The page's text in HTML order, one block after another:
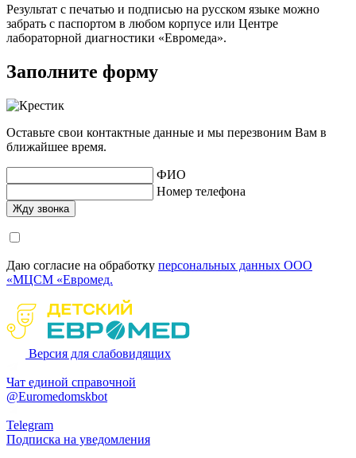
Результат с печатью и подписью на русском языке можно
забрать с паспортом в любом корпусе или Центре
лабораторной диагностики «Евромеда».
Заполните форму
Оставьте свои контактные данные и мы перезвоним Вам в
ближайшее время.
ФИО
Номер телефона
Даю согласие на обработку персональных данных ООО
«МЦСМ «Евромед.
Версия для слабовидящих
Чат единой справочной
@Euromedomskbot
Telegram
Подписка на уведомления